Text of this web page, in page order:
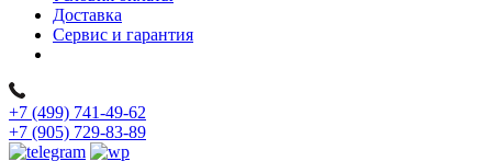
Доставка
Сервис и гарантия
+7 (499) 741-49-62
+7 (905) 729-83-89